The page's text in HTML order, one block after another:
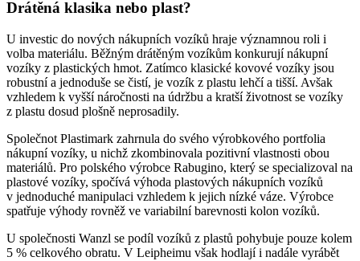
Drátěná klasika nebo plast?
U investic do nových nákupních vozíků hraje významnou roli i
volba materiálu. Běžným drátěným vozíkům konkurují nákupní
vozíky z plastických hmot. Zatímco klasické kovové vozíky jsou
robustní a jednoduše se čistí, je vozík z plastu lehčí a tišší. Avšak
vzhledem k vyšší náročnosti na údržbu a kratší životnost se vozíky
z plastu dosud plošně neprosadily.
Společnot Plastimark zahrnula do svého výrobkového portfolia
nákupní vozíky, u nichž zkombinovala pozitivní vlastnosti obou
materiálů. Pro polského výrobce Rabugino, který se specializoval na
plastové vozíky, spočívá výhoda plastových nákupních vozíků
v jednoduché manipulaci vzhledem k jejich nízké váze. Výrobce
spatřuje výhody rovněž ve variabilní barevnosti kolon vozíků.
U společnosti Wanzl se podíl vozíků z plastů pohybuje pouze kolem
5 % celkového obratu. V Leipheimu však hodlají i nadále vyrábět